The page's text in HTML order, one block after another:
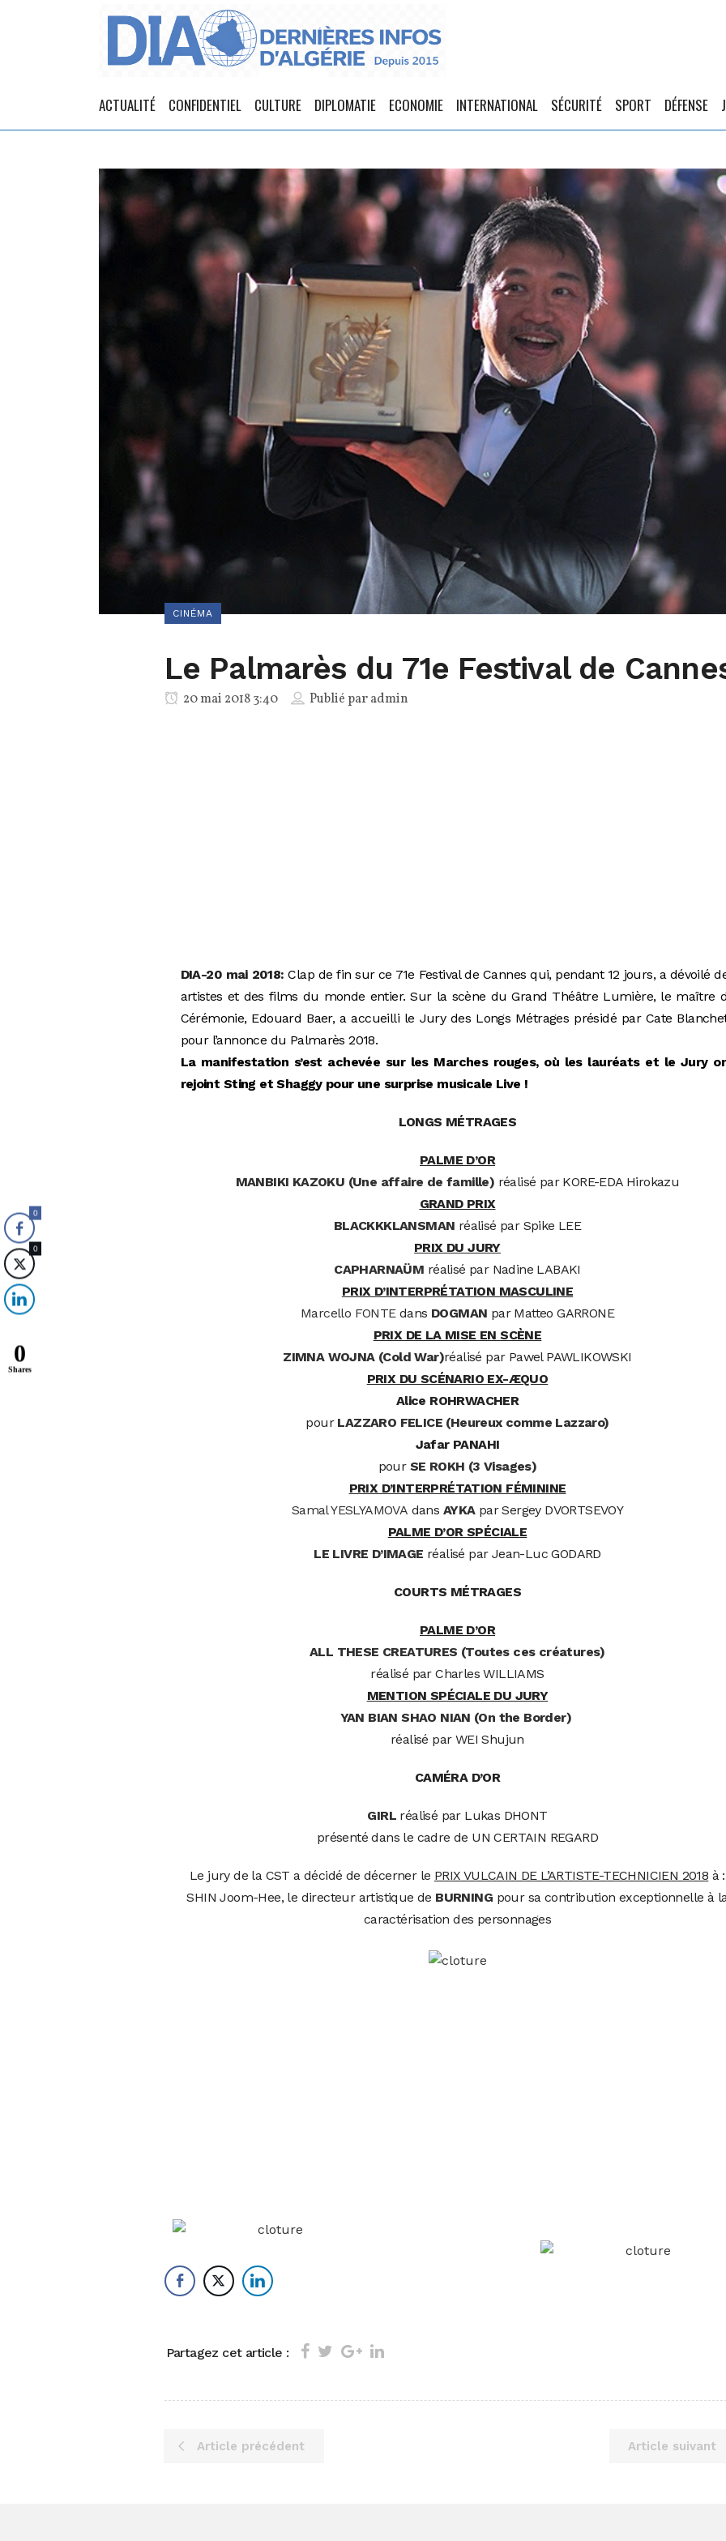
ACTUALITÉ CONFIDENTIEL CULTURE DIPLOMATIE ECONOMIE INTERNATIONAL SÉCURITÉ SPORT DÉFENSE
CINÉMA
Le Palmarès du 71e Festival de
20 mai 2018 3:40 Publié paradmin
DIA-20 mai 2018:Clap de fin sur ce 71e Festival de Cannes qui, pendant 12 jours, a dévoilé
artistes et des films du monde entier. Sur la scène du Grand Théâtre Lumière, le maître
Cérémonie, Edouard Baer, a accueilli le Jury des Longs Métrages présidé par Cate
pour l’annonce du Palmarès 2018.
La manifestation s’est achevée sur les Marches rouges, où les lauréats et le Jury
rejoint Sting et Shaggy pour une surprise musicale Live !
LONGS MÉTRAGES
PALME D’OR
MANBIKI KAZOKU (Une affaire de famille) réalisé par KORE-EDA Hirokazu
GRAND PRIX
BLACKKKLANSMAN réalisé par Spike LEE
PRIX DU JURY
CAPHARNAÜM réalisé par Nadine LABAKI
PRIX D’INTERPRÉTATION MASCULINE
Marcello FONTEdans DOGMAN par Matteo GARRONE
PRIX DE LA MISE EN SCÈNE
ZIMNA WOJNA (Cold War)réalisé par Pawel PAWLIKOWSKI
PRIX DU SCÉNARIO EX-ÆQUO
Alice ROHRWACHER
pour LAZZARO FELICE (Heureux comme Lazzaro)
Jafar PANAHI
pour SE ROKH (3 Visages)
PRIX D’INTERPRÉTATION FÉMININE
Samal YESLYAMOVA dans AYKA par Sergey DVORTSEVOY
PALME D’OR SPÉCIALE
LE LIVRE D’IMAGE réalisé par Jean-Luc GODARD
COURTS MÉTRAGES
PALME D’OR
ALL THESE CREATURES (Toutes ces créatures)
réalisé par Charles WILLIAMS
MENTION SPÉCIALE DU JURY
YAN BIAN SHAO NIAN (On the Border)
réalisé par WEI Shujun
CAMÉRA D’OR
GIRL réalisé par Lukas DHONT
présenté dans le cadre de UN CERTAIN REGARD
Le jury de la CST a décidé de décerner le PRIX VULCAIN DE L’ARTISTE-TECHNICIEN 2018 à :
SHIN Joom-Hee, le directeur artistique de BURNING pour sa contribution exceptionnelle à
caractérisation des personnages
Partagez cet article :
Article précédent Article suivant
0
0
0
Shares